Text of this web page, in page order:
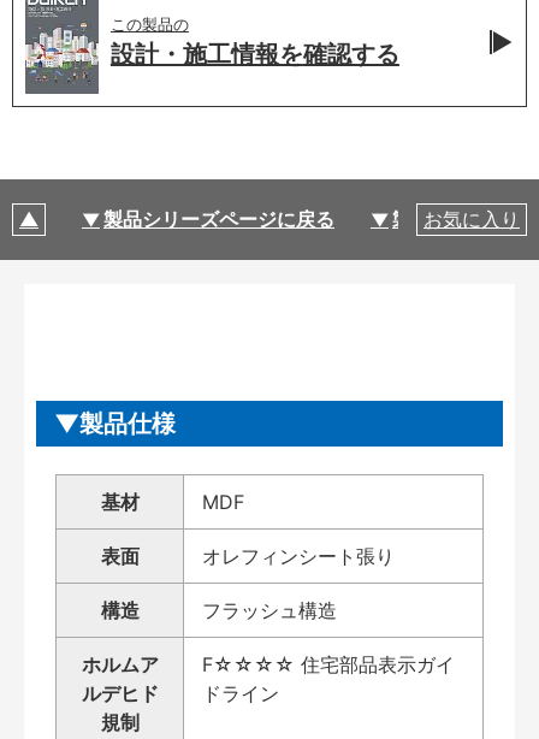
この製品の
設計・施工情報を確認する
製品シリーズページに戻る 製品仕様
お気に入り
製品仕様
基材 MDF
表面 オレフィンシート張り
構造 フラッシュ構造
ホルムア
ルデヒド
規制
F☆☆☆☆ 住宅部品表示ガイ
ドライン